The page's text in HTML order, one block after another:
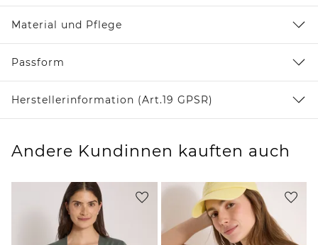
Material und Pflege
Passform
Herstellerinformation (Art.19 GPSR)
Andere Kundinnen kauften auch